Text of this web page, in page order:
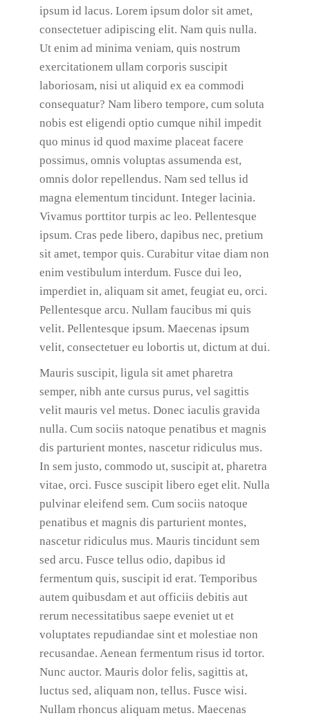
ipsum id lacus. Lorem ipsum dolor sit amet,
consectetuer adipiscing elit. Nam quis nulla.
Ut enim ad minima veniam, quis nostrum
exercitationem ullam corporis suscipit
laboriosam, nisi ut aliquid ex ea commodi
consequatur? Nam libero tempore, cum soluta
nobis est eligendi optio cumque nihil impedit
quo minus id quod maxime placeat facere
possimus, omnis voluptas assumenda est,
omnis dolor repellendus. Nam sed tellus id
magna elementum tincidunt. Integer lacinia.
Vivamus porttitor turpis ac leo. Pellentesque
ipsum. Cras pede libero, dapibus nec, pretium
sit amet, tempor quis. Curabitur vitae diam non
enim vestibulum interdum. Fusce dui leo,
imperdiet in, aliquam sit amet, feugiat eu, orci.
Pellentesque arcu. Nullam faucibus mi quis
velit. Pellentesque ipsum. Maecenas ipsum
velit, consectetuer eu lobortis ut, dictum at dui.
Mauris suscipit, ligula sit amet pharetra
semper, nibh ante cursus purus, vel sagittis
velit mauris vel metus. Donec iaculis gravida
nulla. Cum sociis natoque penatibus et magnis
dis parturient montes, nascetur ridiculus mus.
In sem justo, commodo ut, suscipit at, pharetra
vitae, orci. Fusce suscipit libero eget elit. Nulla
pulvinar eleifend sem. Cum sociis natoque
penatibus et magnis dis parturient montes,
nascetur ridiculus mus. Mauris tincidunt sem
sed arcu. Fusce tellus odio, dapibus id
fermentum quis, suscipit id erat. Temporibus
autem quibusdam et aut officiis debitis aut
rerum necessitatibus saepe eveniet ut et
voluptates repudiandae sint et molestiae non
recusandae. Aenean fermentum risus id tortor.
Nunc auctor. Mauris dolor felis, sagittis at,
luctus sed, aliquam non, tellus. Fusce wisi.
Nullam rhoncus aliquam metus. Maecenas